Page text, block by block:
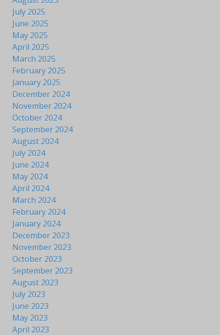
July 2025
June 2025
May 2025
April 2025
March 2025
February 2025
January 2025
December 2024
November 2024
October 2024
September 2024
August 2024
July 2024
June 2024
May 2024
April 2024
March 2024
February 2024
January 2024
December 2023
November 2023
October 2023
September 2023
August 2023
July 2023
June 2023
May 2023
April 2023